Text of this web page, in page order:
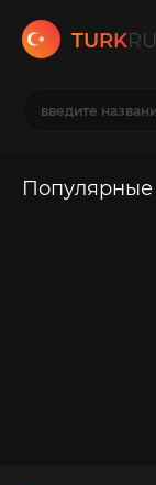
TURKRU
Популярные